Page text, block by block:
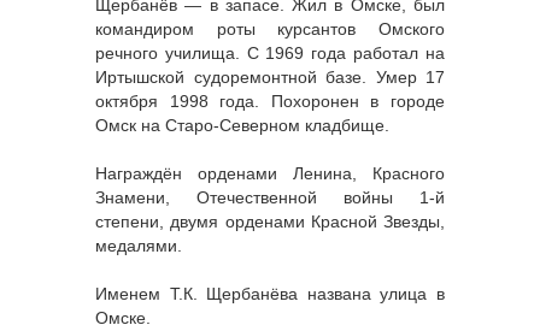
Щербанёв — в запасе. Жил в Омске, был
командиром роты курсантов Омского
речного училища. С 1969 года работал на
Иртышской судоремонтной базе. Умер 17
октября 1998 года. Похоронен в городе
Омск на Старо-Северном кладбище.
Награждён орденами Ленина, Красного
Знамени, Отечественной войны 1-й
степени, двумя орденами Красной Звезды,
медалями.
Именем Т.К. Щербанёва названа улица в
Омске.